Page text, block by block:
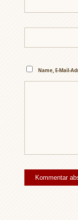
Name, E-Mail-